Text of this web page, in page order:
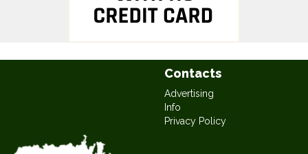
Contacts
Advertising
Info
Privacy Policy